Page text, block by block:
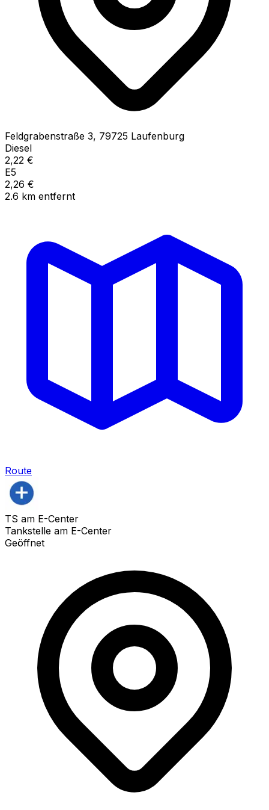
Feldgrabenstraße 3, 79725 Laufenburg
Diesel
2,22 €
E5
2,26 €
2.6 km entfernt
Route
TS am E-Center
Tankstelle am E-Center
Geöffnet